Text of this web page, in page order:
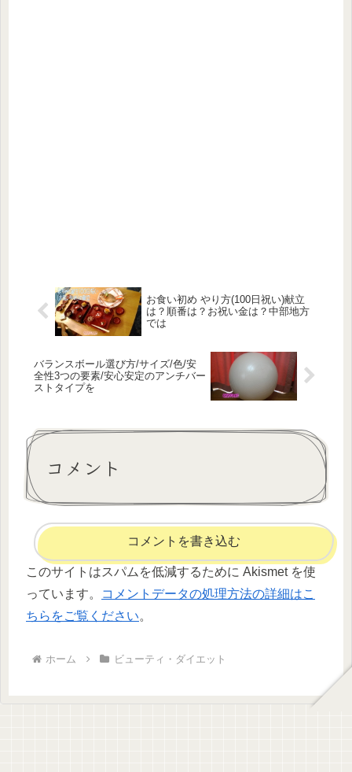
お食い初め やり方(100日祝い)献立
は？順番は？お祝い金は？中部地方
では
バランスボール選び方/サイズ/色/安
全性3つの要素/安心安定のアンチバー
ストタイプを
コメント
コメントを書き込む
このサイトはスパムを低減するために Akismet を使
っています。
コメントデータの処理方法の詳細はこ
ちらをご覧ください。
ホーム ビューティ・ダイエット